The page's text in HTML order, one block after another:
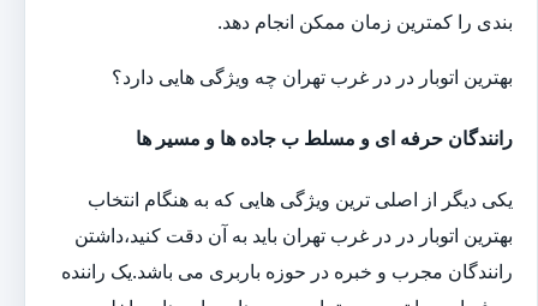
بندی را کمترین زمان ممکن انجام دهد.
بهترین اتوبار در در غرب تهران چه ویژگی هایی دارد؟
رانندگان حرفه ای و مسلط ب جاده ها و مسیر ها
یکی دیگر از اصلی ترین ویژگی هایی که به هنگام انتخاب
بهترین اتوبار در در غرب تهران باید به آن دقت کنید،داشتن
رانندگان مجرب و خبره در حوزه باربری می باشد.یک راننده